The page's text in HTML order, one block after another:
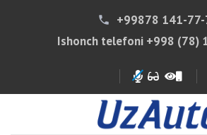
phone
+99878 141-
Ishonch telefoni +998 (78)